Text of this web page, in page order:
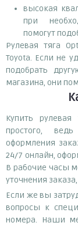
высокая
при
помогут
Рулевая тяга
Toyota. Если не
подобрать
магазина, они
Купить
простого,
оформления
24/7 онлайн,
В рабочие часы
уточнения
Если же вы
вопросы к
номера. Наши